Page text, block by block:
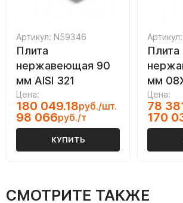
Артикул: N59346
Плита
нержавеющая 90
мм AISI 321
Цена:
180 049.18руб./шт.
98 066руб./т
КУПИТЬ
Плита
мм
Цена:
78
170
СМОТРИТЕ ТАКЖЕ